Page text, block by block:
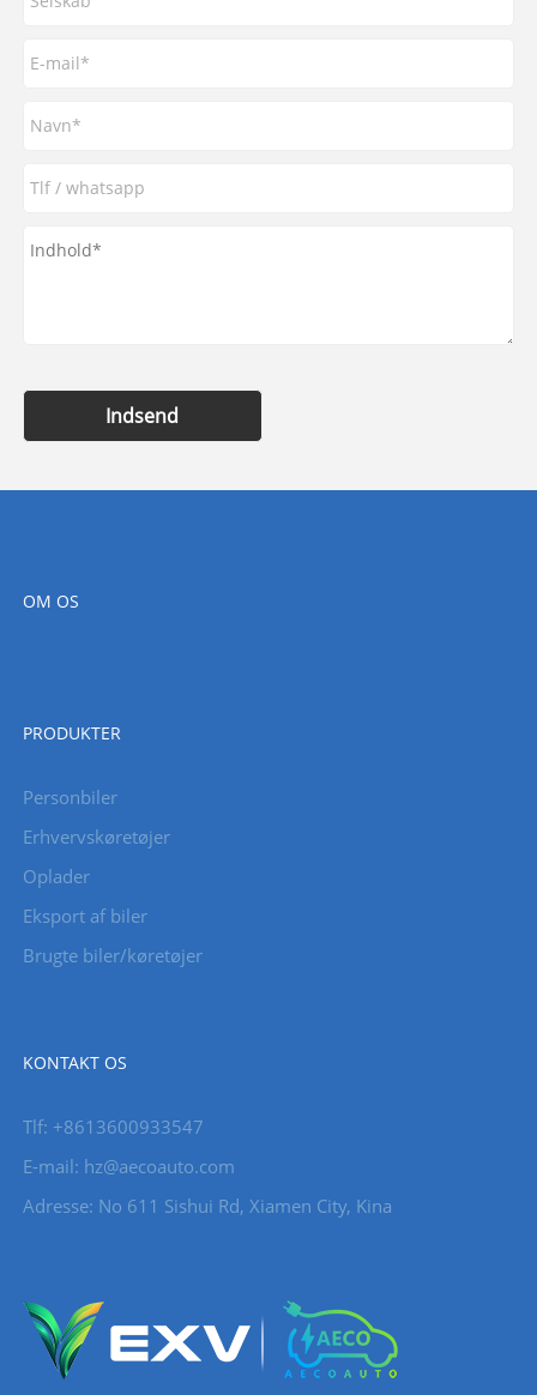
Indsend
OM OS
PRODUKTER
Personbiler
Erhvervskøretøjer
Oplader
Eksport af biler
Brugte biler/køretøjer
KONTAKT OS
Tlf: +8613600933547
E-mail: hz@aecoauto.com
Adresse: No 611 Sishui Rd, Xiamen City, Kina